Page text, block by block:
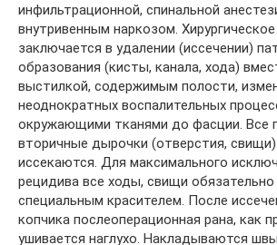
инфильтрационной, спинальной
внутривенным наркозом.
заключается в удалении (иссечении)
образования (кисты, канала, хода)
выстилкой, содержимым полости,
неоднократных воспалительных
окружающими тканями до фасции. Все
вторичные дырочки (отверстия,
иссекаются. Для максимального
рецидива все ходы, свищи
специальным красителем. После
копчика послеоперационная рана, как
ушивается наглухо. Накладываются